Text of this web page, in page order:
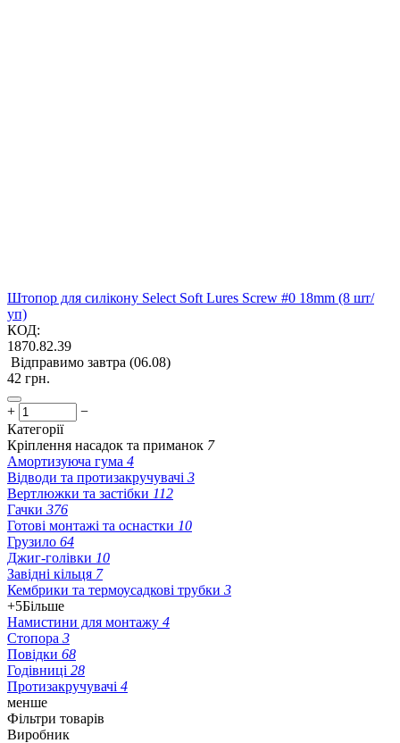
Штопор для силікону Select Soft Lures Screw #0 18mm (8 шт/
уп)
КОД:
1870.82.39
Відправимо завтра (06.08)
‍42‍ грн.
+
−
Категорії
Кріплення насадок та приманок 7
Амортизуюча гума 4
Відводи та протизакручувачі 3
Вертлюжки та застібки 112
Гачки 376
Готові монтажі та оснастки 10
Грузило 64
Джиг-голівки 10
Завідні кільця 7
Кембрики та термоусадкові трубки 3
+5Більше
Намистини для монтажу 4
Стопора 3
Повідки 68
Годівниці 28
Протизакручувачі 4
менше
Фільтри товарів
Виробник